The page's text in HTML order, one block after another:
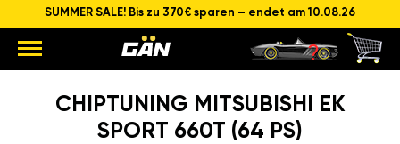
SUMMER SALE! Bis zu 370€ sparen – endet am 10.08.26
CHIPTUNING MITSUBISHI EK
SPORT 660T (64 PS)